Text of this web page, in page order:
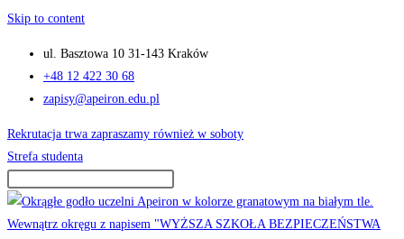
Skip to content
ul. Basztowa 10 31-143 Kraków
+48 12 422 30 68
zapisy@apeiron.edu.pl
Rekrutacja trwa zapraszamy również w soboty
Strefa studenta